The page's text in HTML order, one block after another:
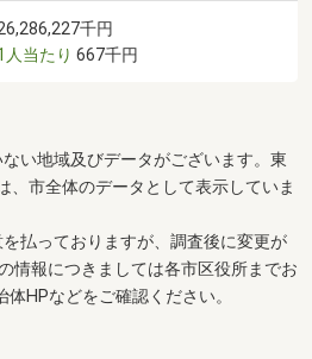
千円
人当たり 667千円
い地域及びデータがございます。東
、市全体のデータとして表示していま
払っておりますが、調査後に変更が
情報につきましては各市区役所までお
HPなどをご確認ください。